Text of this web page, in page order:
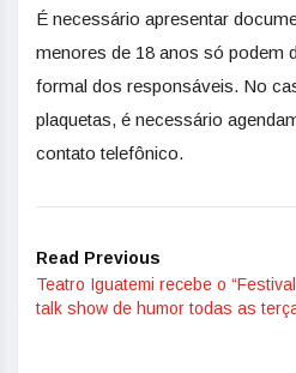
É necessário apresentar
menores de 18 anos só podem
formal dos responsáveis. No
plaquetas, é necessário
contato telefônico.
Read Previous
Teatro Iguatemi recebe o
talk show de humor todas as